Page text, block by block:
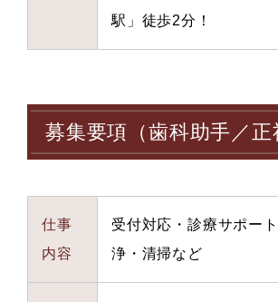
駅」徒歩2分！
募集要項（歯科助手／正
仕事
内容
受付対応・診療サポー
浄・清掃など